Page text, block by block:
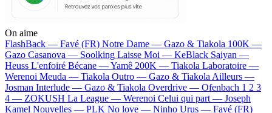
On aime
FlashBack — Favé (FR) Notre Dame — Gazo & Tiakola 100K —
Gazo Casanova — Soolking Laisse Moi — KeBlack Saiyan —
Heuss L'enfoiré Bécane —Yamê 200K — Tiakola Laboratoire —
Werenoi Meuda — Tiakola Outro — Gazo & Tiakola Ailleurs —
Josman Interlude — Gazo & Tiakola Overdrive — Ofenbach 1 2 3
4 — ZOKUSH La League — Werenoi Celui qui part — Joseph
Kamel Nouvelles — PLK No love — Ninho Urus — Favé (FR)